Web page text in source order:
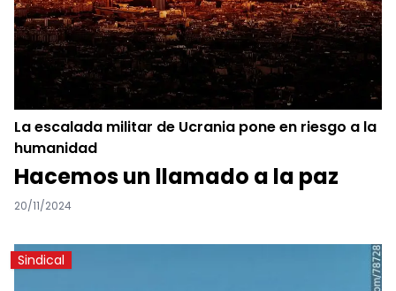
La escalada militar de Ucrania pone en riesgo a la
humanidad
Hacemos un llamado a la paz
20/11/2024
Sindical